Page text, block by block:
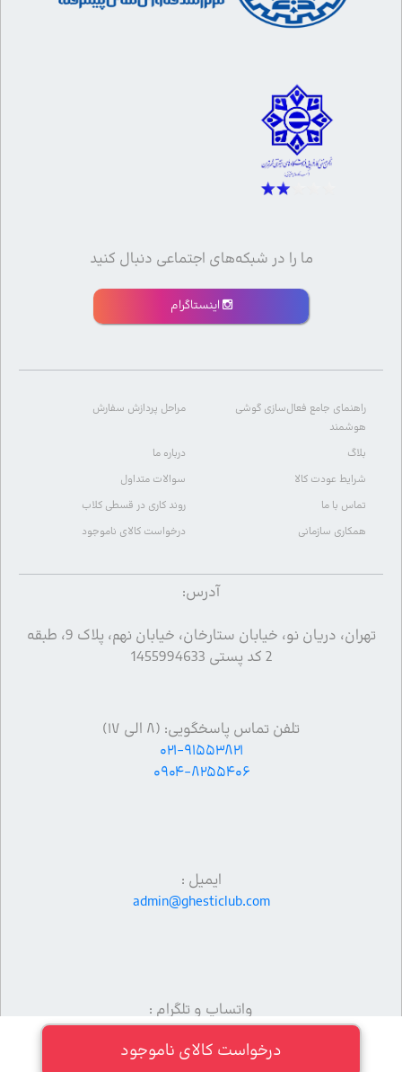
ما را در شبکه‌های اجتماعی دنبال کنید
اینستاگرام
راهنمای جامع فعال‌سازی گوشی
هوشمند
مراحل پردازش سفارش
بلاگ
درباره ما
شرایط عودت کالا
سوالات متداول
تماس با ما
روند کاری در قسطی کلاب
همکاری سازمانی
درخواست کالای ناموجود
آدرس:
تهران، دریان نو، خیابان ستارخان، خیابان نهم، پلاک 9، طبقه
2 کد پستی 1455994633
تلفن تماس پاسخگویی: (۸ الی ۱۷)
۰۲۱-۹۱۵۵۳۸۲۱
۰۹۰۴-۸۲۵۵۴۰۶
ایمیل :
admin@ghesticlub.com
واتساپ و تلگرام :
09013383406